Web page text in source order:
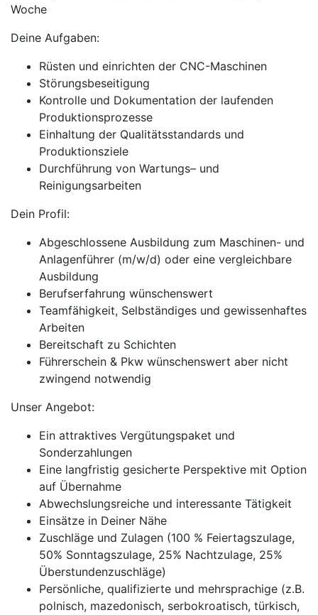
Woche
Deine Aufgaben:
Rüsten und einrichten der CNC-Maschinen
Störungsbeseitigung
Kontrolle und Dokumentation der laufenden
Produktionsprozesse
Einhaltung der Qualitätsstandards und
Produktionsziele
Durchführung von Wartungs– und
Reinigungsarbeiten
Dein Profil:
Abgeschlossene Ausbildung zum Maschinen- und
Anlagenführer (m/w/d) oder eine vergleichbare
Ausbildung
Berufserfahrung wünschenswert
Teamfähigkeit, Selbständiges und gewissenhaftes
Arbeiten
Bereitschaft zu Schichten
Führerschein & Pkw wünschenswert aber nicht
zwingend notwendig
Unser Angebot:
Ein attraktives Vergütungspaket und
Sonderzahlungen
Eine langfristig gesicherte Perspektive mit Option
auf Übernahme
Abwechslungsreiche und interessante Tätigkeit
Einsätze in Deiner Nähe
Zuschläge und Zulagen (100 % Feiertagszulage,
50% Sonntagszulage, 25% Nachtzulage, 25%
Überstundenzuschläge)
Persönliche, qualifizierte und mehrsprachige (z.B.
polnisch, mazedonisch, serbokroatisch, türkisch,